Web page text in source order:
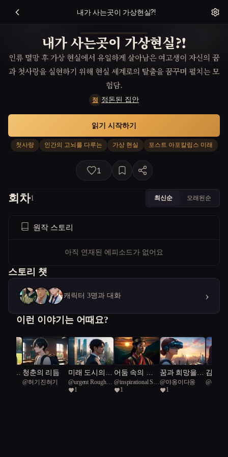
내가 사는곳이 가상현실?!
내가 사는곳이 가상현실?!
인류 멸망 후 가상 현실에서 유일하게 살아남은 여고생이 자신의 꿈
과 첫사랑을 실현하기 위해 현실 세계로의 탈출을 꿈꾸며 펼치는 모
험담.
정 정돈된 집안
첫사랑 인간의 고뇌를 다루는 가상 현실 포스트 아포칼립스 미래
읽기 시작하기
1
회차1 최신순 오래된순
원작 스토리
아직 연재된 에피소드가 없어요
스토리 챗
캐릭터 3명과 대화 ›
이런 이야기는 어때요?
음이 청춘의 리듬
@허기진혀기
미래 도시의
건축가: 자연
과 기술의 교
@urgent Rough
Green Snake 45
1
어둠 속의 진
실
@inspirational Sea
Sheep 2
1
꿈과 희망을
실천하는 도
시, 서울
@야옹이다옹
1
김호
리, 우
@